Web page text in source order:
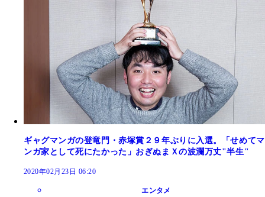
ギャグマンガの登竜門・赤塚賞２９年ぶりに入選。「せめてマ
ンガ家として死にたかった」おぎぬまＸの波瀾万丈"半生"
2020年02月23日 06:20
エンタメ